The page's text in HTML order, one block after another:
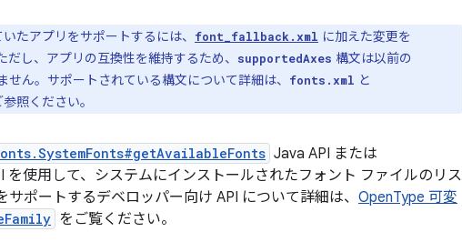
たアプリをサポートするには、 font_fallback.xml に加えた変更を
し、アプリの互換性を維持するため、 supportedAxes 構文は以前の
ん。サポートされている構文について詳細は、 fonts.xml と
照ください。
Java API または
を使用して、システムにインストールされたフォント ファイルのリス
ポートするデベロッパー向け API について詳細は、 OpenType 可変
をご覧ください。